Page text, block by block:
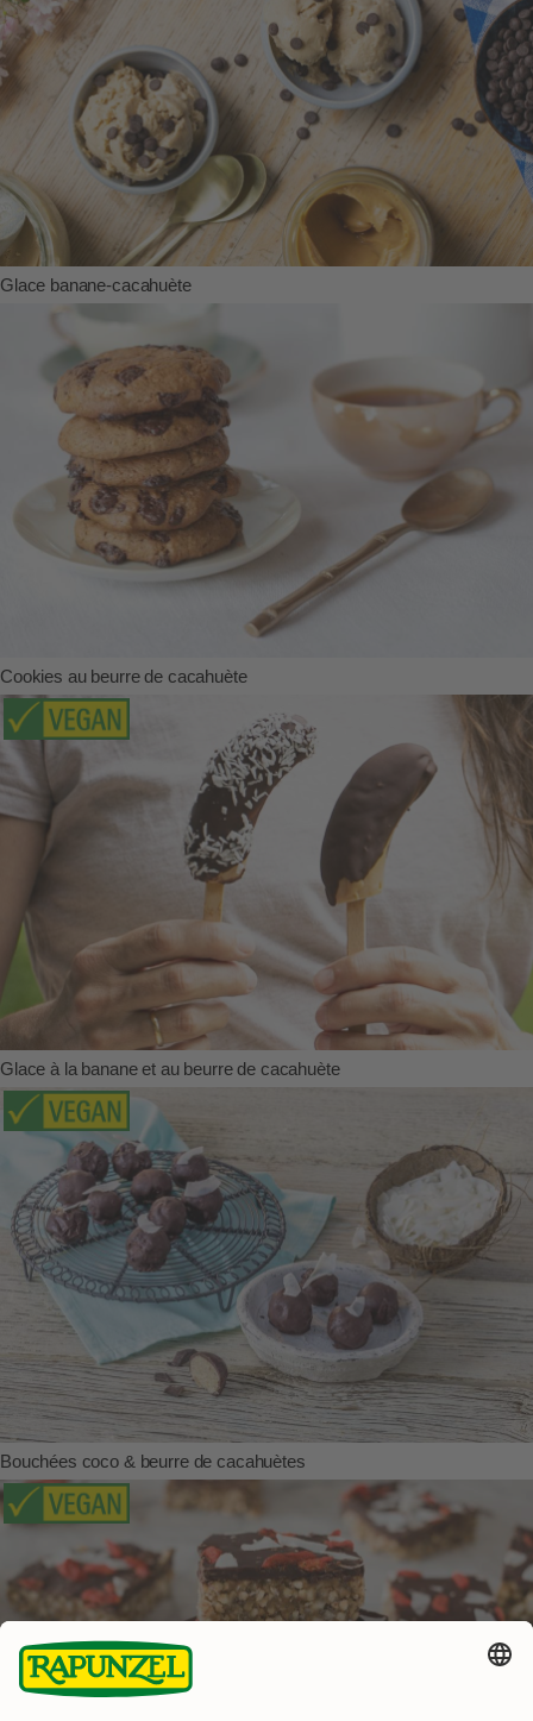
Glace banane-cacahuète
Cookies au beurre de cacahuète
Glace à la banane et au beurre de cacahuète
Bouchées coco & beurre de cacahuètes